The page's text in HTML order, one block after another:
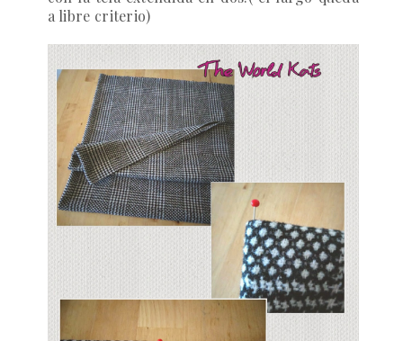
a libre criterio)